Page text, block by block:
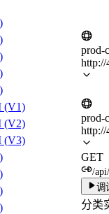
(V1)
(V2)
(V3)
prod-
http://
prod-
http://
GET
/
调
分类